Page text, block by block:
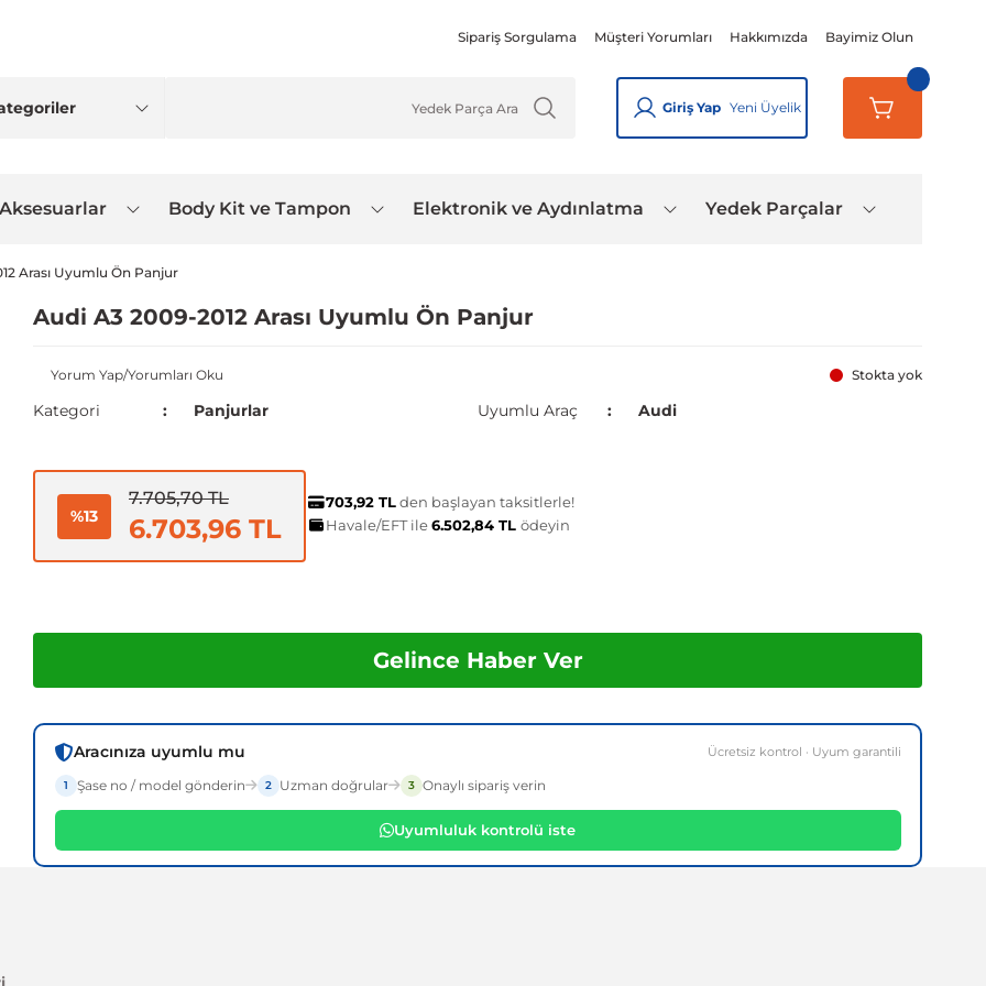
Sipariş Sorgulama Müşteri Yorumları Hakkımızda Bayimiz Olun
Giriş Yap Yeni Üyelik
Aksesuarlar Body Kit ve Tampon Elektronik ve Aydınlatma Yedek Parçalar
Arası Uyumlu Ön Panjur
Audi A3 2009-2012 Arası Uyumlu Ön Panjur
Yorum Yap/Yorumları Oku Stokta yok
Kategori Panjurlar Uyumlu Araç Audi
%13
7.705,70 TL
6.703,96 TL
703,92 TLden başlayan taksitlerle!
Havale/EFT ile6.502,84 TL ödeyin
Gelince Haber Ver
Aracınıza uyumlu mu Ücretsiz kontrol · Uyum garantili
1 Şase no / model gönderin 2 Uzman doğrular 3 Onaylı sipariş verin
Uyumluluk kontrolü iste